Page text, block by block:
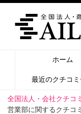
ホーム
最近のクチコ
全国法人・会社クチコ
営業部に関するクチコ